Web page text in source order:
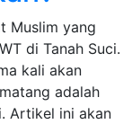
Muslim yang
di Tanah Suci.
kali akan
adalah
Artikel ini akan